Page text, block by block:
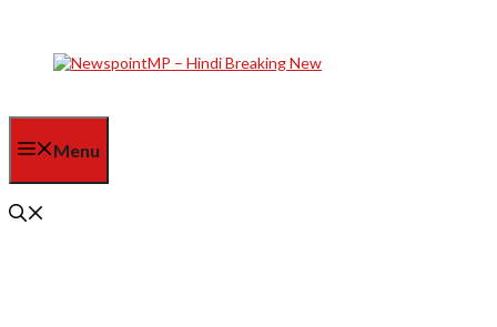
content
Menu